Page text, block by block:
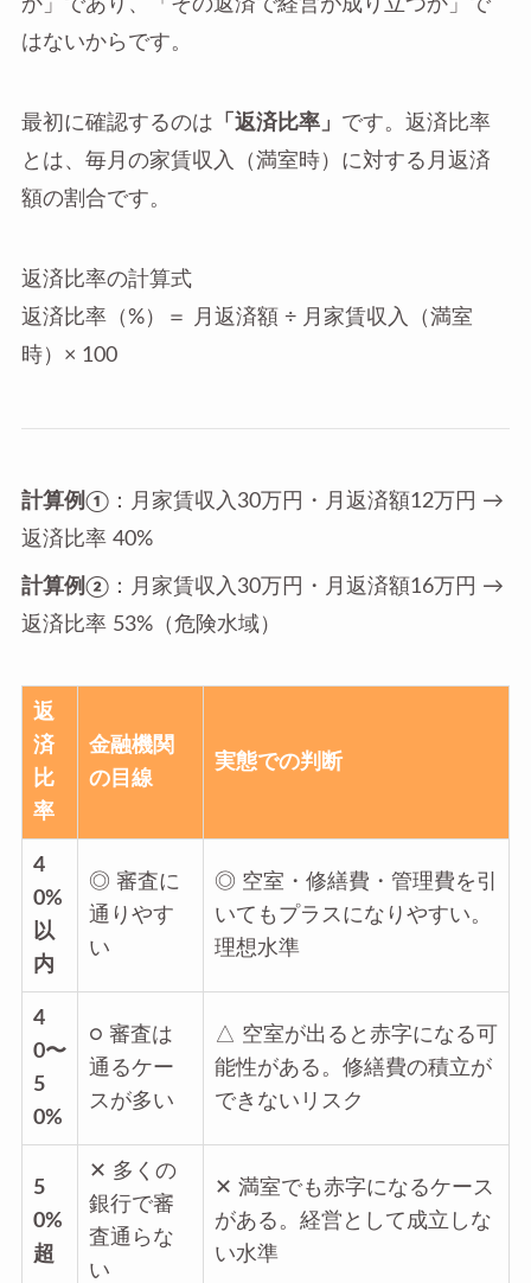
か」であり、「その返済で経営が成り立つか」で
はないからです。
最初に確認するのは 「返済比率」 です。返済比率
とは、毎月の家賃収入（満室時）に対する月返済
額の割合です。
返済比率の計算式
返済比率（%）＝ 月返済額 ÷ 月家賃収入（満室
時）× 100
計算例①：月家賃収入30万円・月返済額12万円 →
返済比率 40%
計算例②：月家賃収入30万円・月返済額16万円 →
返済比率 53%（危険水域）
返
済
比
率
金融機関
の目線
実態での判断
4
0%
以
内
◎ 審査に
通りやす
い
◎ 空室・修繕費・管理費を引
いてもプラスになりやすい。
理想水準
4
0〜
5
0%
○ 審査は
通るケー
スが多い
△ 空室が出ると赤字になる可
能性がある。修繕費の積立が
できないリスク
5
0%
超
✕ 多くの
銀行で審
査通らな
い
✕ 満室でも赤字になるケース
がある。経営として成立しな
い水準